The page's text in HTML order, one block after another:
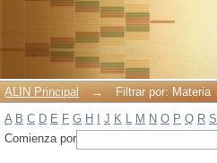
ALIN Principal →
Filtrar por: Materia
A B C D E F G H J K L M N O P Q R S
Comienza por